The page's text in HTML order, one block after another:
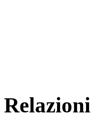
Relazioni